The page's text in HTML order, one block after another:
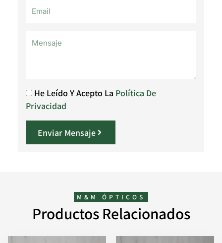
He Leído Y Acepto La Política De
Privacidad
Enviar Mensaje
M&M ÓPTICOS
Productos Relacionados